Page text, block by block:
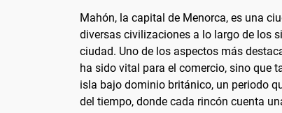
Mahón, la capital de Menorca, es una
diversas civilizaciones a lo largo de los
ciudad. Uno de los aspectos más
ha sido vital para el comercio, sino que
isla bajo dominio británico, un periodo
del tiempo, donde cada rincón cuenta